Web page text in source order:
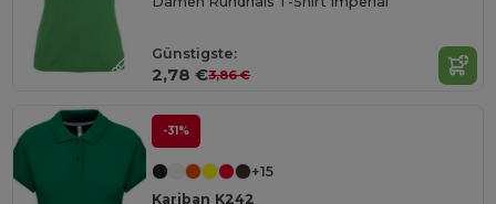
Günstigste:
2,78 €3,86 €
-31%
+15
Kariban K242